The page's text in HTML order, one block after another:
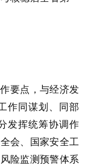
要点，与经济发
作同谋划、同部
发挥统筹协调作
会、国家安全工
险监测预警体系